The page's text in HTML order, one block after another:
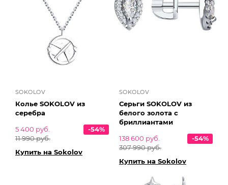
SOKOLOV
Колье SOKOLOV из
серебра
5 400 руб.
11 990 руб.
-54%
Купить на Sokolov
SOKOLOV
Серьги SOKOLOV из
белого золота с
бриллиантами
138 600 руб.
307 990 руб.
-54%
Купить на Sokolov